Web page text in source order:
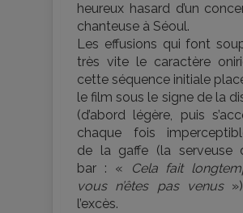
heureux hasard d’un
chanteuse à Séoul.
Les effusions qui font
très vite le caractère
cette séquence initiale
le film sous le signe de la
(d’abord légère, puis
chaque fois
de la gaffe (la serveuse
bar : «
Cela fait
vous n’êtes pas venus
l’excès.